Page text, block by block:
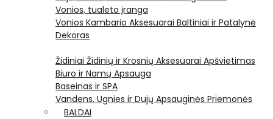
Vonios, tualeto įranga
Vonios Kambario Aksesuarai Baltiniai ir Patalynė
Dekoras
Židiniai Židinių ir Krosnių Aksesuarai Apšvietimas
Biuro ir Namų Apsauga
Baseinas ir SPA
Vandens, Ugnies ir Dujų Apsauginės Priemonės
BALDAI